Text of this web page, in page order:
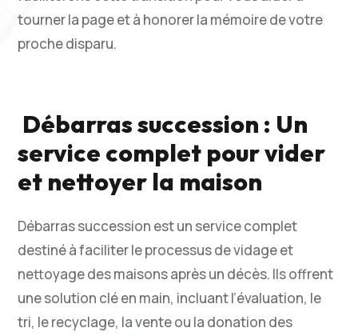
tourner la page et à honorer la mémoire de votre
proche disparu.
Débarras succession : Un
service complet pour vider
et nettoyer la maison
Débarras succession est un service complet
destiné à faciliter le processus de vidage et
nettoyage des maisons après un décès. Ils offrent
une solution clé en main, incluant l’évaluation, le
tri, le recyclage, la vente ou la donation des